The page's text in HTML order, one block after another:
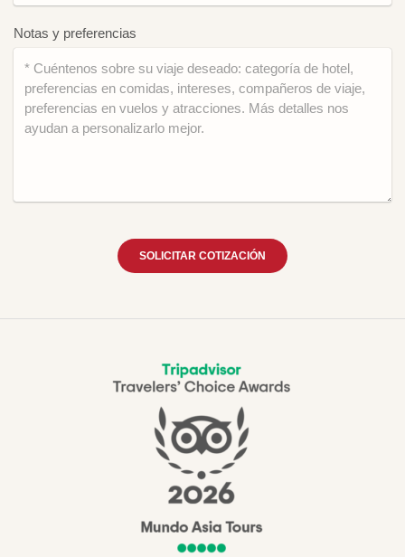
Notas y preferencias
SOLICITAR COTIZACIÓN